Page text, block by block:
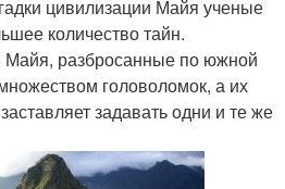
цивилизации Майя ученые
количество тайн.
разбросанные по южной
головоломок, а их
задавать одни и те же